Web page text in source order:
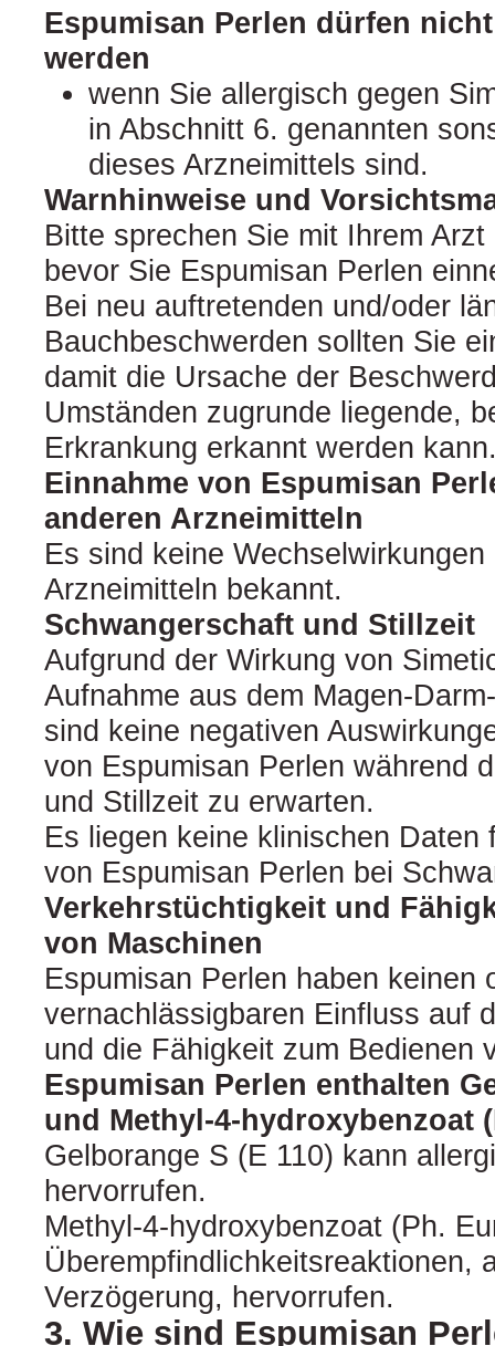
Espumisan Perlen dürfen
werden
wenn Sie allergisch gegen
in Abschnitt 6. genannten
dieses Arzneimittels sind.
Warnhinweise und
Bitte sprechen Sie mit Ihrem
bevor Sie Espumisan Perlen
Bei neu auftretenden und/oder
Bauchbeschwerden sollten Sie
damit die Ursache der
Umständen zugrunde liegende,
Erkrankung erkannt werden
Einnahme von Espumisan
anderen Arzneimitteln
Es sind keine Wechselwirkungen
Arzneimitteln bekannt.
Schwangerschaft und Stillzeit
Aufgrund der Wirkung von
Aufnahme aus dem Magen-
sind keine negativen
von Espumisan Perlen während
und Stillzeit zu erwarten.
Es liegen keine klinischen Daten
von Espumisan Perlen bei
Verkehrstüchtigkeit und
von Maschinen
Espumisan Perlen haben keinen
vernachlässigbaren Einfluss auf
und die Fähigkeit zum Bedienen
Espumisan Perlen enthalten
und Methyl-4-hydroxybenzoat
Gelborange S (E 110) kann
hervorrufen.
Methyl-4-hydroxybenzoat (Ph.
Überempfindlichkeitsreaktionen,
Verzögerung, hervorrufen.
3. Wie sind Espumisan